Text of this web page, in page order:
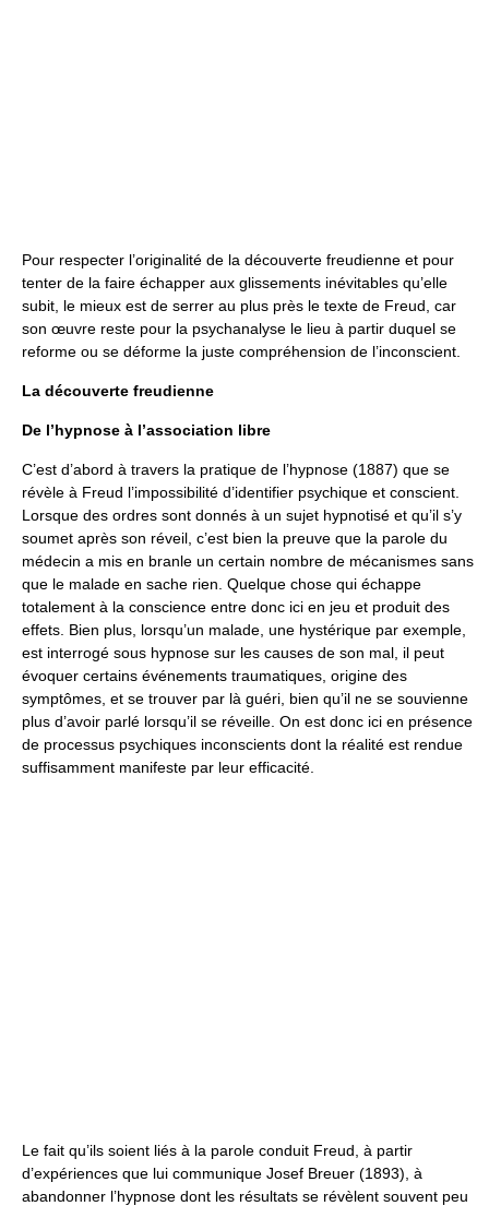
Pour respecter l’originalité de la découverte freudienne et pour
tenter de la faire échapper aux glissements inévitables qu’elle
subit, le mieux est de serrer au plus près le texte de Freud, car
son œuvre reste pour la psychanalyse le lieu à partir duquel se
reforme ou se déforme la juste compréhension de l’inconscient.
La découverte freudienne
De l’hypnose à l’association libre
C’est d’abord à travers la pratique de l’hypnose (1887) que se
révèle à Freud l’impossibilité d’identifier psychique et conscient.
Lorsque des ordres sont donnés à un sujet hypnotisé et qu’il s’y
soumet après son réveil, c’est bien la preuve que la parole du
médecin a mis en branle un certain nombre de mécanismes sans
que le malade en sache rien. Quelque chose qui échappe
totalement à la conscience entre donc ici en jeu et produit des
effets. Bien plus, lorsqu’un malade, une hystérique par exemple,
est interrogé sous hypnose sur les causes de son mal, il peut
évoquer certains événements traumatiques, origine des
symptômes, et se trouver par là guéri, bien qu’il ne se souvienne
plus d’avoir parlé lorsqu’il se réveille. On est donc ici en présence
de processus psychiques inconscients dont la réalité est rendue
suffisamment manifeste par leur efficacité.
Le fait qu’ils soient liés à la parole conduit Freud, à partir
d’expériences que lui communique Josef Breuer (1893), à
abandonner l’hypnose dont les résultats se révèlent souvent peu